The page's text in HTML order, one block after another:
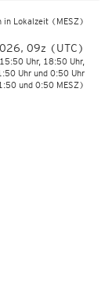
in Lokalzeit (MESZ)
09z (UTC)
Uhr, 18:50 Uhr,
Uhr und 0:50 Uhr
und 0:50 MESZ)